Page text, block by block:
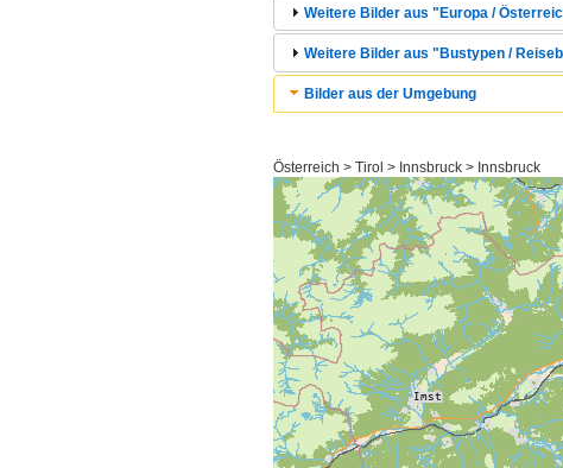
Weitere Bilder aus "Europa /
Weitere Bilder aus "Bustypen /
Bilder aus der Umgebung
Österreich > Tirol > Innsbruck > Innsbruck